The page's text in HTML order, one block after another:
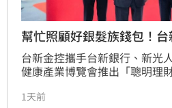
幫忙照顧好銀髮族錢包！
台新金控攜手台新銀行、新光
健康產業博覽會推出「聰明理
「戰神模型」、預立信託規劃
1天前